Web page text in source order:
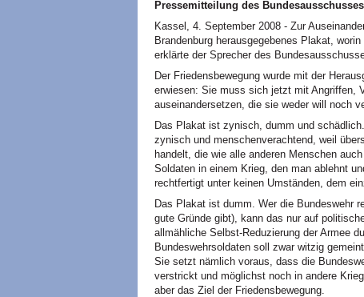
Pressemitteilung des
Kassel, 4. September 2008 - Zur
Brandenburg herausgegebenes Plakat,
erklärte der Sprecher des
Der Friedensbewegung wurde mit der
erwiesen: Sie muss sich jetzt mit Angriffen,
auseinandersetzen, die sie weder will noch
Das Plakat ist zynisch, dumm und
zynisch und menschenverachtend, weil
handelt, die wie alle anderen Menschen
Soldaten in einem Krieg, den man ablehnt
rechtfertigt unter keinen Umständen, dem
Das Plakat ist dumm. Wer die Bundeswehr
gute Gründe gibt), kann das nur auf
allmähliche Selbst-Reduzierung der Armee
Bundeswehrsoldaten soll zwar witzig
Sie setzt nämlich voraus, dass die
verstrickt und möglichst noch in andere
aber das Ziel der Friedensbewegung.